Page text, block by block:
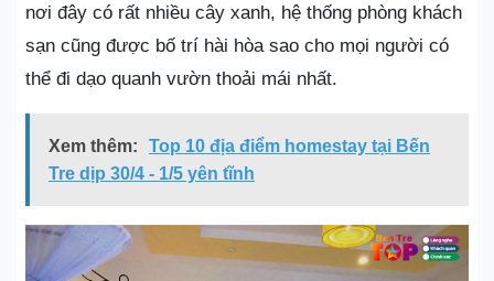
nơi đây có rất nhiều cây xanh, hệ thống phòng khách
sạn cũng được bố trí hài hòa sao cho mọi người có
thể đi dạo quanh vườn thoải mái nhất.
Xem thêm:
Top 10 địa điểm homestay tại Bến
Tre dịp 30/4 - 1/5 yên tĩnh